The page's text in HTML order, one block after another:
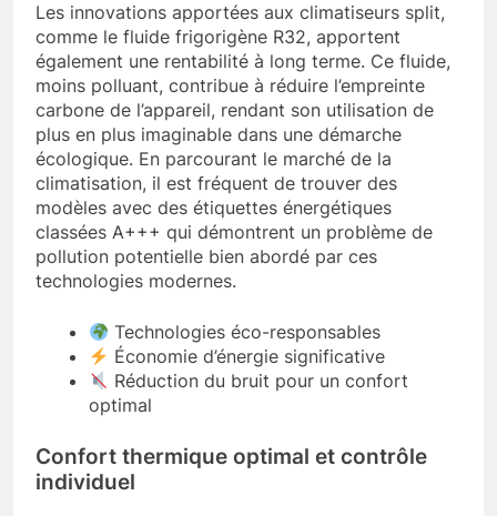
Les innovations apportées aux climatiseurs split,
comme le fluide frigorigène R32, apportent
également une rentabilité à long terme. Ce fluide,
moins polluant, contribue à réduire l’empreinte
carbone de l’appareil, rendant son utilisation de
plus en plus imaginable dans une démarche
écologique. En parcourant le marché de la
climatisation, il est fréquent de trouver des
modèles avec des étiquettes énergétiques
classées A+++ qui démontrent un problème de
pollution potentielle bien abordé par ces
technologies modernes.
Technologies éco-responsables
Économie d’énergie significative
Réduction du bruit pour un confort
optimal
Confort thermique optimal et contrôle
individuel